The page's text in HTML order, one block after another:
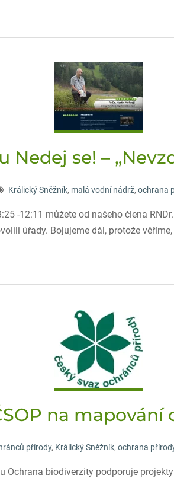
se! –
Králický Sněžník, malá vodní nádrž, ochrana
-12:11 můžete od našeho člena
úřady. Bojujeme dál, protože
na mapování
přírody, Králický Sněžník, ochrana
Ochrana biodiverzity podporuje